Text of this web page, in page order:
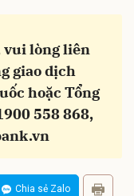
lòng liên
giao dịch
hoặc Tổng
558 868,
Chia sẻ Zalo